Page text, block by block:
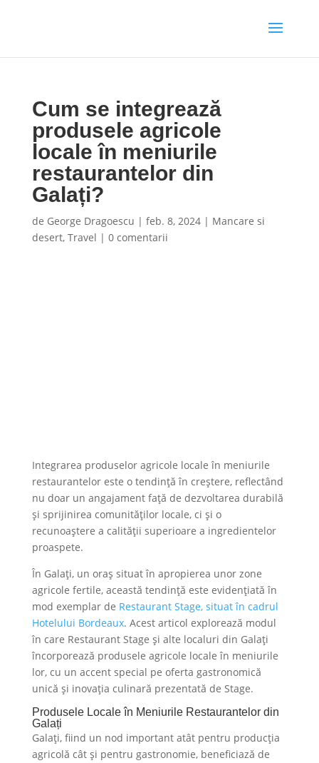
Cum se integrează
produsele agricole
locale în meniurile
restaurantelor din
Galați?
de George Dragoescu | feb. 8, 2024| Mancare si
desert, Travel | 0 comentarii
Integrarea produselor agricole locale în meniurile
restaurantelor este o tendință în creștere, reflectând
nu doar un angajament față de dezvoltarea durabilă
și sprijinirea comunităților locale, ci și o
recunoaștere a calității superioare a ingredientelor
proaspete.
În Galați, un oraș situat în apropierea unor zone
agricole fertile, această tendință este evidențiată în
mod exemplar de Restaurant Stage, situat în cadrul
Hotelului Bordeaux. Acest articol explorează modul
în care Restaurant Stage și alte localuri din Galați
încorporează produsele agricole locale în meniurile
lor, cu un accent special pe oferta gastronomică
unică și inovația culinară prezentată de Stage.
Produsele Locale în Meniurile Restaurantelor din
Galați
Galați, fiind un nod important atât pentru producția
agricolă cât și pentru gastronomie, beneficiază de